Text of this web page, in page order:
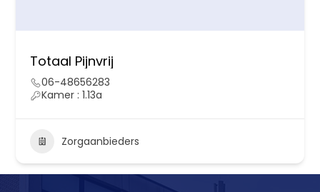
Totaal Pijnvrij
06-48656283
Kamer : 1.13a
Zorgaanbieders